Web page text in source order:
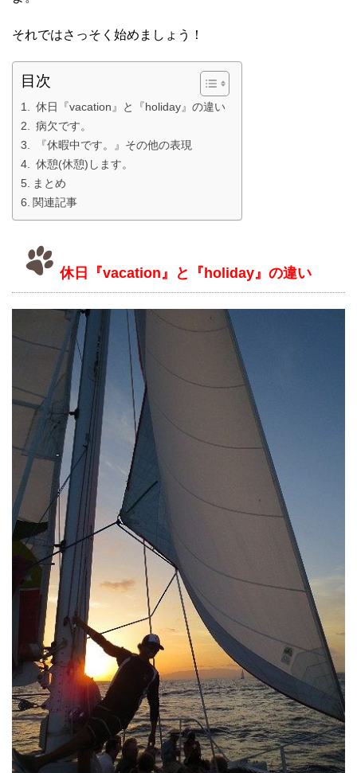
それではさっそく始めましょう！
目次
休日『vacation』と『holiday』の違い
病欠です。
『休暇中です。』その他の表現
休憩(休憩)します。
まとめ
関連記事
休日『vacation』と『holiday』の違い